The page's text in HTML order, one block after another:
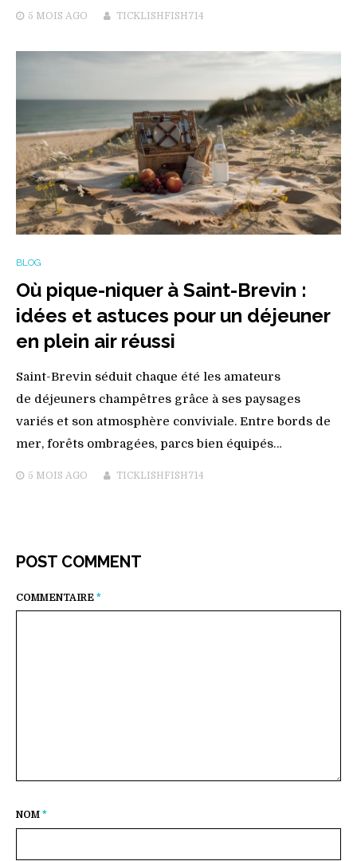
5 MOIS AGO TICKLISHFISH714
BLOG
Où pique-niquer à Saint-Brevin :
idées et astuces pour un déjeuner
en plein air réussi
Saint-Brevin séduit chaque été les amateurs
de déjeuners champêtres grâce à ses paysages
variés et son atmosphère conviviale. Entre bords de
mer, forêts ombragées, parcs bien équipés…
5 MOIS AGO TICKLISHFISH714
POST COMMENT
COMMENTAIRE *
NOM *